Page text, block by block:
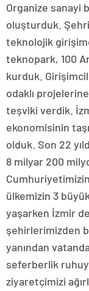
Organize sanayi
oluşturduk.
teknolojik
teknopark, 100
kurduk.
odaklı
teşviki verdik.
ekonomisinin
olduk. Son 22
8 milyar 200
Cumhuriyetimizin
ülkemizin 3
yaşarken İzmir
şehirlerimizden
yanından
seferberlik
ziyaretçimizi